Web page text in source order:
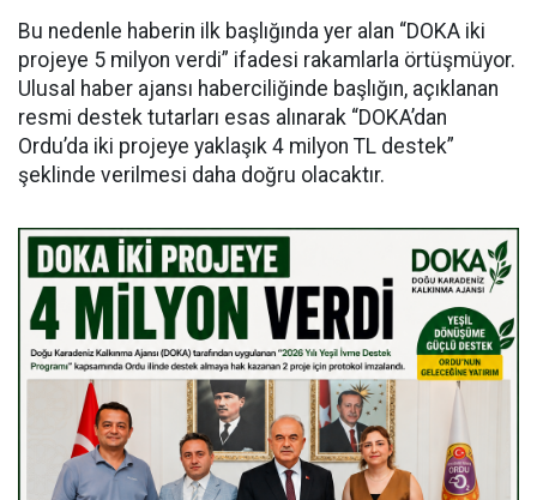
Bu nedenle haberin ilk başlığında yer alan “DOKA iki
projeye 5 milyon verdi” ifadesi rakamlarla örtüşmüyor.
Ulusal haber ajansı haberciliğinde başlığın, açıklanan
resmi destek tutarları esas alınarak “DOKA’dan
Ordu’da iki projeye yaklaşık 4 milyon TL destek”
şeklinde verilmesi daha doğru olacaktır.